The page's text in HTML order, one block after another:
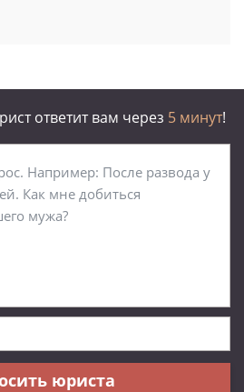
ответит вам через 5 минут!
юриста